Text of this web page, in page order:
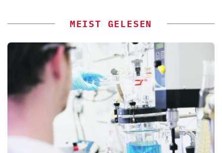
MEIST GELESEN